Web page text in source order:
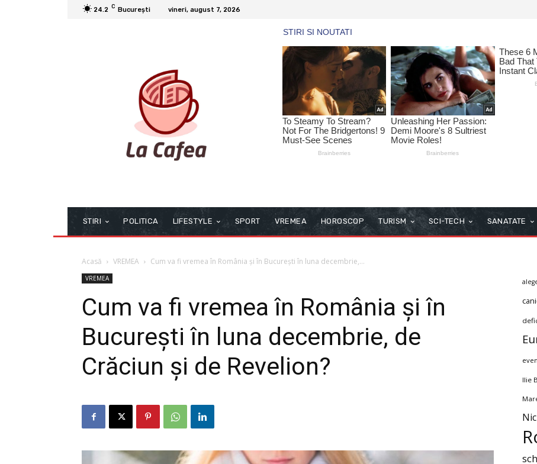
24.2 C București vineri, august 7, 2026
STIRI POLITICA LIFESTYLE SPORT VREMEA HOROSCOP TURISM SCI-TECH SANATATE
Acasă VREMEA Cum va fi vremea în România și în București în luna decembrie,...
VREMEA
Cum va fi vremea în România și în
București în luna decembrie, de
Crăciun și de Revelion?
Ilie